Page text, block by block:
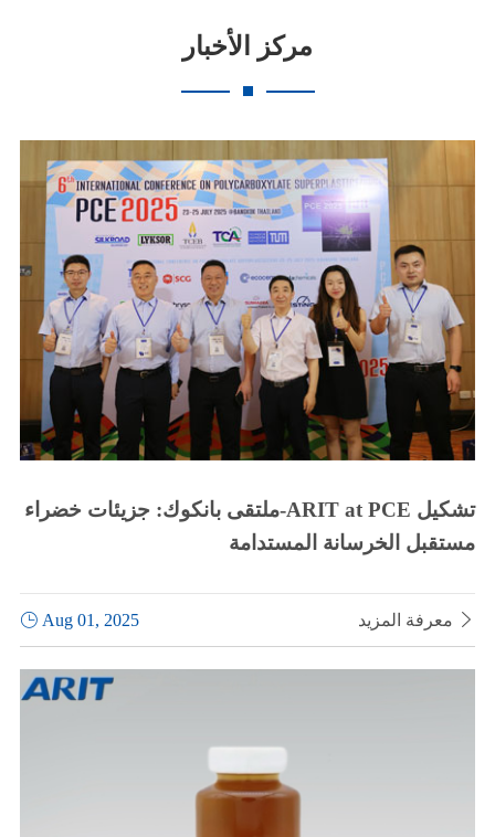
مركز الأخبار
ملتقى بانكوك: جزيئات خضراء-ARIT at PCE تشكيل
مستقبل الخرسانة المستدامة
Aug 01, 2025 